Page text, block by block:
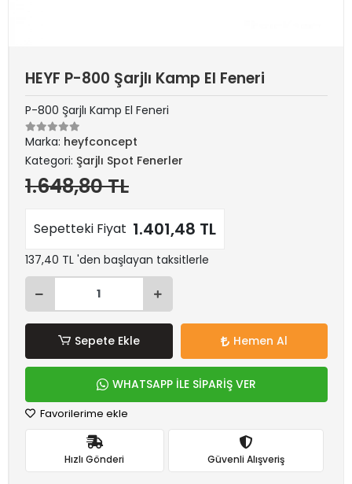
HEYF P-800 Şarjlı Kamp El Feneri
P-800 Şarjlı Kamp El Feneri
Marka: heyfconcept
Kategori: Şarjlı Spot Fenerler
1.648,80 TL
Sepetteki Fiyat 1.401,48 TL
137,40 TL 'den başlayan taksitlerle
Sepete Ekle Hemen Al
WHATSAPP İLE SİPARİŞ VER
Favorilerime ekle
Hızlı Gönderi Güvenli Alışveriş